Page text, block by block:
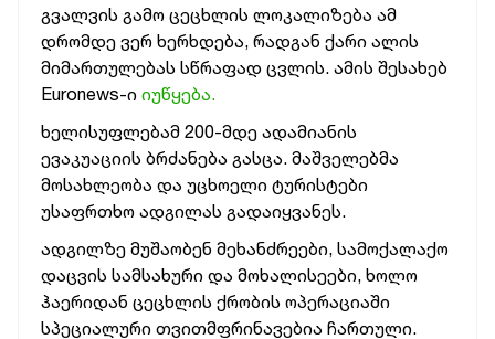
გვალვის გამო ცეცხლის ლოკალიზება ამ
დრომდე ვერ ხერხდება, რადგან ქარი ალის
მიმართულებას სწრაფად ცვლის. ამის შესახებ
Euronews-ი იუწყება.
ხელისუფლებამ 200-მდე ადამიანის
ევაკუაციის ბრძანება გასცა. მაშველებმა
მოსახლეობა და უცხოელი ტურისტები
უსაფრთხო ადგილას გადაიყვანეს.
ადგილზე მუშაობენ მეხანძრეები, სამოქალაქო
დაცვის სამსახური და მოხალისეები, ხოლო
ჰაერიდან ცეცხლის ქრობის ოპერაციაში
სპეციალური თვითმფრინავებია ჩართული.